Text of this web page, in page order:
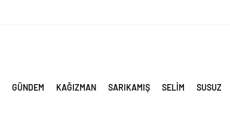
GÜNDEM KAĞIZMAN SARIKAMIŞ SELİM SUSUZ